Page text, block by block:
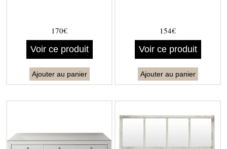
170€
Voir ce produit
Ajouter au panier
154€
Voir ce produit
Ajouter au panier